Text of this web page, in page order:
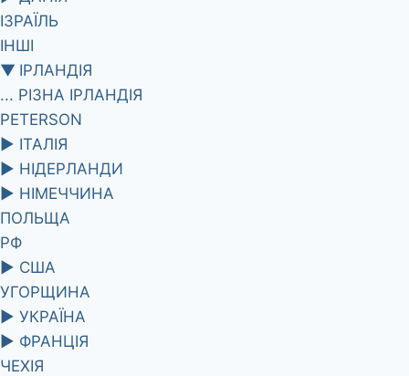
ІЗРАЇЛЬ
ІНШІ
▼ ІРЛАНДІЯ
... РІЗНА ІРЛАНДІЯ
PETERSON
► ІТАЛІЯ
► НІДЕРЛАНДИ
► НІМЕЧЧИНА
ПОЛЬЩА
РФ
► США
УГОРЩИНА
► УКРАЇНА
► ФРАНЦІЯ
ЧЕХІЯ